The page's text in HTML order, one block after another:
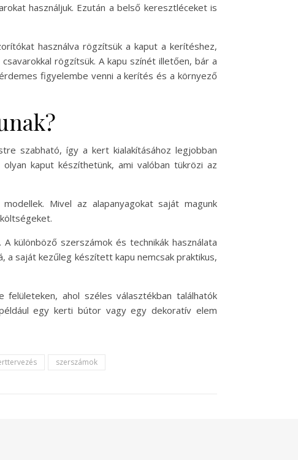
használjuk. Ezután a belső keresztléceket is
használva rögzítsük a kaput a kerítéshez,
rögzítsük. A kapu színét illetően, bár a
figyelembe venni a kerítés és a környező
szabható, így a kert kialakításához legjobban
kaput készíthetünk, ami valóban tükrözi az
Mivel az alapanyagokat saját magunk
különböző szerszámok és technikák használata
a saját kezűleg készített kapu nemcsak praktikus,
felületeken, ahol széles választékban találhatók
egy kerti bútor vagy egy dekoratív elem
szerszámok